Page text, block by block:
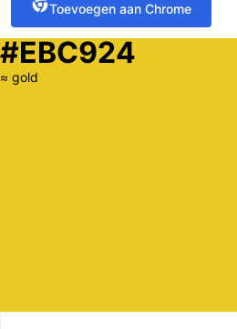
Toevoegen aan Chrome
#EBC924
≈ gold